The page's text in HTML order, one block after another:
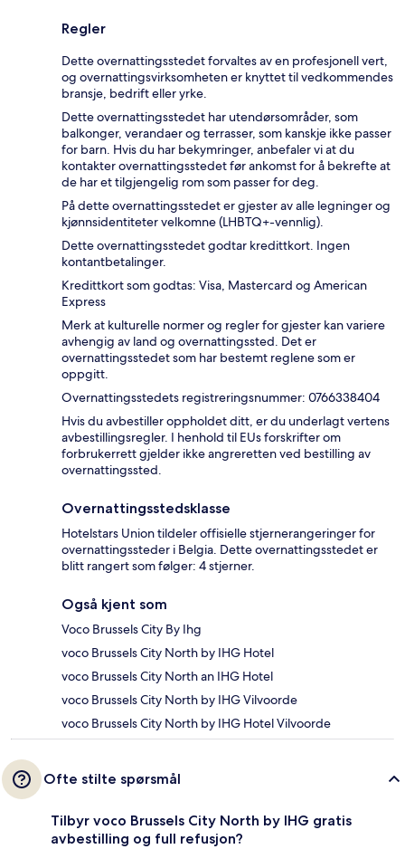
Regler
Dette overnattingsstedet forvaltes av en profesjonell vert,
og overnattingsvirksomheten er knyttet til vedkommendes
bransje, bedrift eller yrke.
Dette overnattingsstedet har utendørsområder, som
balkonger, verandaer og terrasser, som kanskje ikke passer
for barn. Hvis du har bekymringer, anbefaler vi at du
kontakter overnattingsstedet før ankomst for å bekrefte at
de har et tilgjengelig rom som passer for deg.
På dette overnattingsstedet er gjester av alle legninger og
kjønnsidentiteter velkomne (LHBTQ+-vennlig).
Dette overnattingsstedet godtar kredittkort. Ingen
kontantbetalinger.
Kredittkort som godtas: Visa, Mastercard og American
Express
Merk at kulturelle normer og regler for gjester kan variere
avhengig av land og overnattingssted. Det er
overnattingsstedet som har bestemt reglene som er
oppgitt.
Overnattingsstedets registreringsnummer: 0766338404
Hvis du avbestiller oppholdet ditt, er du underlagt vertens
avbestillingsregler. I henhold til EUs forskrifter om
forbrukerrett gjelder ikke angreretten ved bestilling av
overnattingssted.
Overnattingsstedsklasse
Hotelstars Union tildeler offisielle stjernerangeringer for
overnattingssteder i Belgia. Dette overnattingsstedet er
blitt rangert som følger: 4 stjerner.
Også kjent som
Voco Brussels City By Ihg
voco Brussels City North by IHG Hotel
voco Brussels City North an IHG Hotel
voco Brussels City North by IHG Vilvoorde
voco Brussels City North by IHG Hotel Vilvoorde
Ofte stilte spørsmål
Tilbyr voco Brussels City North by IHG gratis
avbestilling og full refusjon?